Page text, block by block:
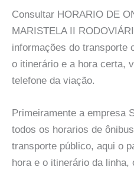
Consultar HORARIO DE
MARISTELA II
informações do transporte
o itinerário e a hora certa,
telefone da viação.
Primeiramente a empresa
todos os horarios de
transporte público, aqui o
hora e o itinerário da